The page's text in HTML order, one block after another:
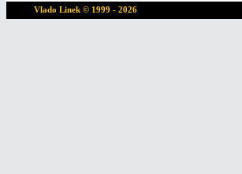
Vlado Linek© 1999 - 2026